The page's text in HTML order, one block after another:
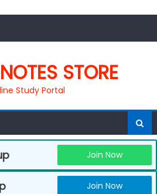
STORE
Study Portal
Join Now
Join Now